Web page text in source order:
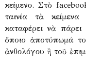
κείμενο. Στὸ
ταινία τὰ
καταφέρει νὰ
ὅποιο ἀποτύπωμά
ἀνθολόγου ἢ τοῦ